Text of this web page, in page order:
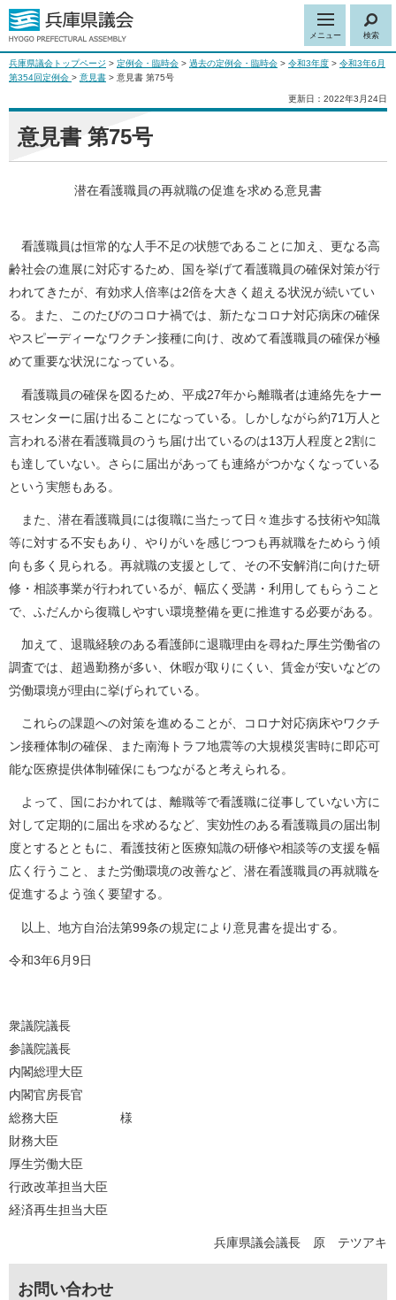
メニュー 検索
兵庫県議会トップページ > 定例会・臨時会 > 過去の定例会・臨時会 > 令和3年度 > 令和3年6月
第354回定例会 > 意見書 > 意見書 第75号
更新日：2022年3月24日
意見書 第75号
潜在看護職員の再就職の促進を求める意見書
看護職員は恒常的な人手不足の状態であることに加え、更なる高
齢社会の進展に対応するため、国を挙げて看護職員の確保対策が行
われてきたが、有効求人倍率は2倍を大きく超える状況が続いてい
る。また、このたびのコロナ禍では、新たなコロナ対応病床の確保
やスピーディーなワクチン接種に向け、改めて看護職員の確保が極
めて重要な状況になっている。
看護職員の確保を図るため、平成27年から離職者は連絡先をナー
スセンターに届け出ることになっている。しかしながら約71万人と
言われる潜在看護職員のうち届け出ているのは13万人程度と2割に
も達していない。さらに届出があっても連絡がつかなくなっている
という実態もある。
また、潜在看護職員には復職に当たって日々進歩する技術や知識
等に対する不安もあり、やりがいを感じつつも再就職をためらう傾
向も多く見られる。再就職の支援として、その不安解消に向けた研
修・相談事業が行われているが、幅広く受講・利用してもらうこと
で、ふだんから復職しやすい環境整備を更に推進する必要がある。
加えて、退職経験のある看護師に退職理由を尋ねた厚生労働省の
調査では、超過勤務が多い、休暇が取りにくい、賃金が安いなどの
労働環境が理由に挙げられている。
これらの課題への対策を進めることが、コロナ対応病床やワクチ
ン接種体制の確保、また南海トラフ地震等の大規模災害時に即応可
能な医療提供体制確保にもつながると考えられる。
よって、国におかれては、離職等で看護職に従事していない方に
対して定期的に届出を求めるなど、実効性のある看護職員の届出制
度とするとともに、看護技術と医療知識の研修や相談等の支援を幅
広く行うこと、また労働環境の改善など、潜在看護職員の再就職を
促進するよう強く要望する。
以上、地方自治法第99条の規定により意見書を提出する。
令和3年6月9日
衆議院議長
参議院議長
内閣総理大臣
内閣官房長官
総務大臣
様
財務大臣
厚生労働大臣
行政改革担当大臣
経済再生担当大臣
兵庫県議会議長 原 テツアキ
お問い合わせ